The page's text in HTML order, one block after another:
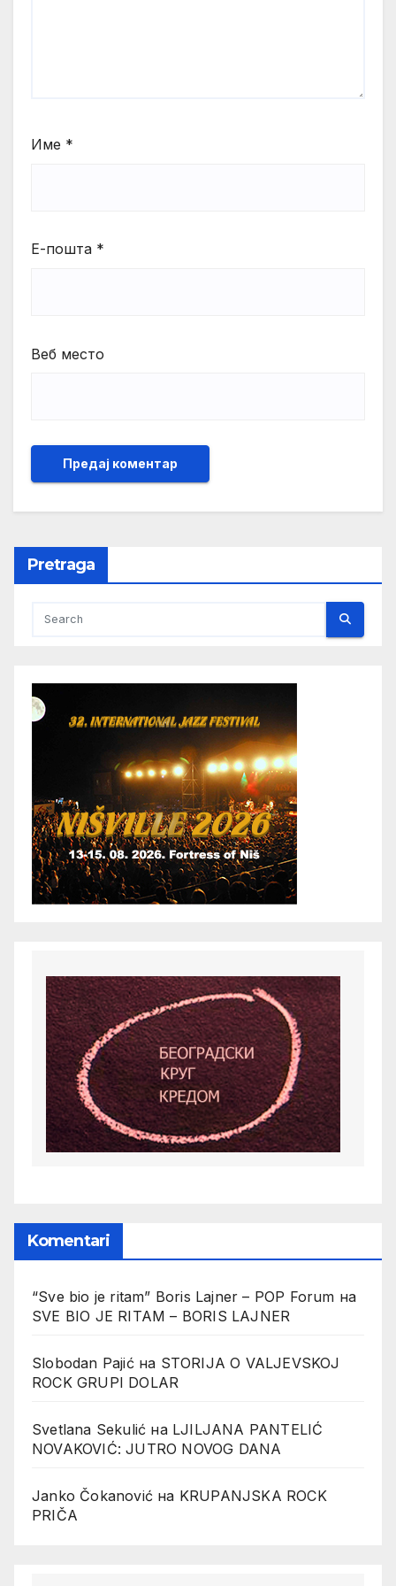
Име *
Е-пошта *
Веб место
Pretraga
Komentari
“Sve bio je ritam” Boris Lajner – POP Forum на
SVE BIO JE RITAM – BORIS LAJNER
Slobodan Pajićна STORIJA O VALJEVSKOJ
ROCK GRUPI DOLAR
Svetlana Sekulić на LJILJANA PANTELIĆ
NOVAKOVIĆ: JUTRO NOVOG DANA
Janko Čokanović на KRUPANJSKA ROCK
PRIČA